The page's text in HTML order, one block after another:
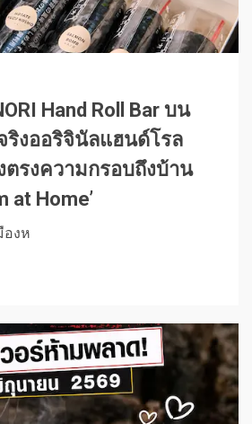
Hand Roll Bar บน
ริงออริจินัลแฮนด์โรล
ตรงความกรอบถึงบ้าน
at Home’
องห